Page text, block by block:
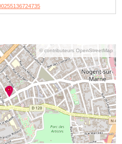
© contributeurs OpenStreetMap